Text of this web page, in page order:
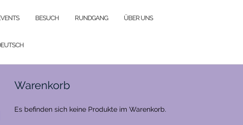
BESUCH RUNDGANG ÜBER UNS
Warenkorb
Es befinden sich keine Produkte im Warenkorb.